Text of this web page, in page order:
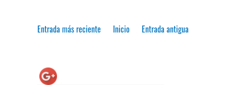
Entrada más reciente Entrada antigua
Inicio